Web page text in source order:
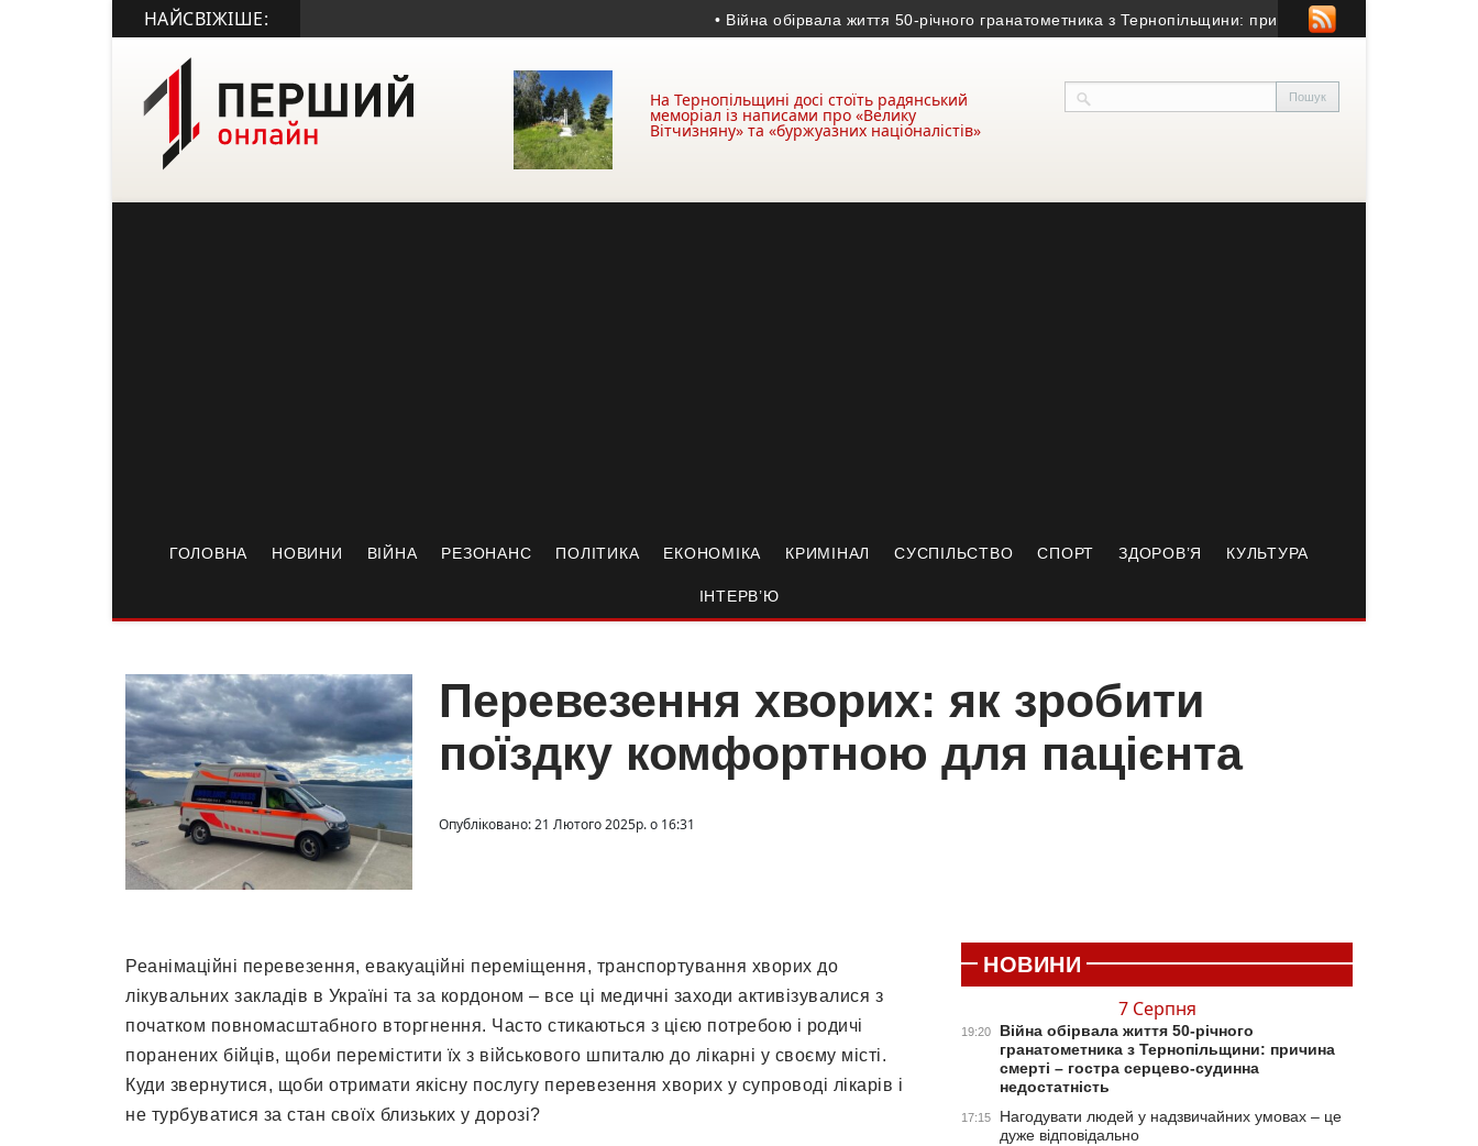
НАЙСВІЖІШЕ: • Війна обірвала життя 50-річного гранатометника з Тернопільщини: причина смерті – гостра серцево-
На Тернопільщині досі стоїть радянський
меморіал із написами про «Велику
Вітчизняну» та «буржуазних націоналістів»
ГОЛОВНА НОВИНИ ВІЙНА РЕЗОНАНС ПОЛІТИКА ЕКОНОМІКА КРИМІНАЛ СУСПІЛЬСТВО СПОРТ ЗДОРОВ’Я КУЛЬТУРА
ІНТЕРВ’Ю
Перевезення хворих: як зробити
поїздку комфортною для пацієнта
Опубліковано: 21 Лютого 2025р. о 16:31
Реанімаційні перевезення, евакуаційні переміщення, транспортування хворих до
лікувальних закладів в Україні та за кордоном – все ці медичні заходи активізувалися з
початком повномасштабного вторгнення. Часто стикаються з цією потребою і родичі
поранених бійців, щоби перемістити їх з військового шпиталю до лікарні у своєму місті.
Куди звернутися, щоби отримати якісну послугу перевезення хворих у супроводі лікарів і
не турбуватися за стан своїх близьких у дорозі?
НОВИНИ
7 Серпня
19:20
Війна обірвала життя 50-річного
гранатометника з Тернопільщини: причина
смерті – гостра серцево-судинна
недостатність
17:15
Нагодувати людей у надзвичайних умовах – це
дуже відповідально